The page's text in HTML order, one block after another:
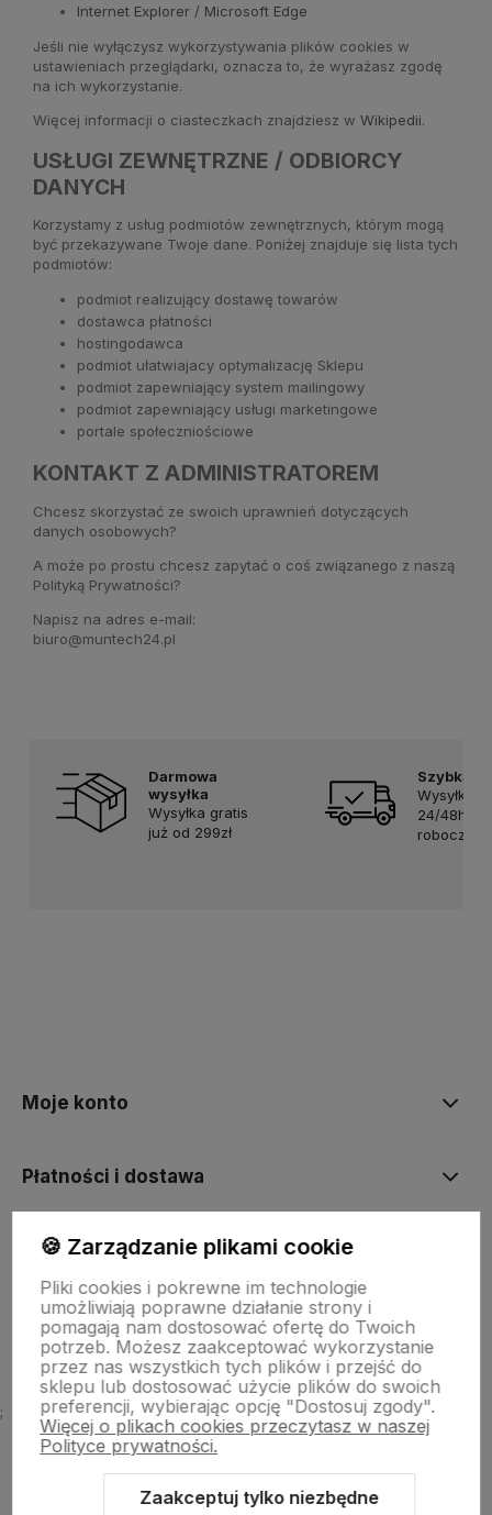
Internet Explorer / Microsoft Edge
Jeśli nie wyłączysz wykorzystywania plików cookies w
ustawieniach przeglądarki, oznacza to, że wyrażasz zgodę
na ich wykorzystanie.
Więcej informacji o ciasteczkach znajdziesz w Wikipedii.
USŁUGI ZEWNĘTRZNE / ODBIORCY
DANYCH
Korzystamy z usług podmiotów zewnętrznych, którym mogą
być przekazywane Twoje dane. Poniżej znajduje się lista tych
podmiotów:
podmiot realizujący dostawę towarów
dostawca płatności
hostingodawca
podmiot ułatwiajacy optymalizację Sklepu
podmiot zapewniający system mailingowy
podmiot zapewniający usługi marketingowe
portale społeczniościowe
KONTAKT Z ADMINISTRATOREM
Chcesz skorzystać ze swoich uprawnień dotyczących
danych osobowych?
A może po prostu chcesz zapytać o coś związanego z naszą
Polityką Prywatności?
Napisz na adres e-mail:
biuro@muntech24.pl
Darmowa
wysyłka
Wysyłka gratis
już od 299zł
Szybka
Wysyłka w
24/48h w
robocze
Moje konto
Płatności i dostawa
Informacje
O firmie
;
🍪 Zarządzanie plikami cookie
Pliki cookies i pokrewne im technologie
umożliwiają poprawne działanie strony i
pomagają nam dostosować ofertę do Twoich
potrzeb. Możesz zaakceptować wykorzystanie
przez nas wszystkich tych plików i przejść do
sklepu lub dostosować użycie plików do swoich
preferencji, wybierając opcję "Dostosuj zgody".
Więcej o plikach cookies przeczytasz w naszej
Polityce prywatności.
Zaakceptuj tylko niezbędne